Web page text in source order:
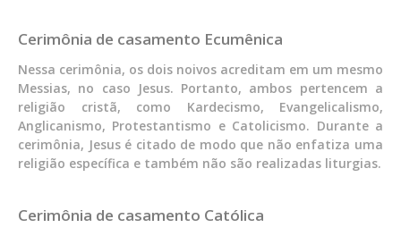
Cerimônia de casamento Ecumênica
Nessa cerimônia, os dois noivos acreditam em um mesmo
Messias, no caso Jesus. Portanto, ambos pertencem a
religião cristã, como Kardecismo, Evangelicalismo,
Anglicanismo, Protestantismo e Catolicismo. Durante a
cerimônia, Jesus é citado de modo que não enfatiza uma
religião específica e também não são realizadas liturgias.
Cerimônia de casamento Católica